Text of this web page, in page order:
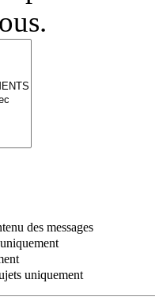
des messages
uniquement